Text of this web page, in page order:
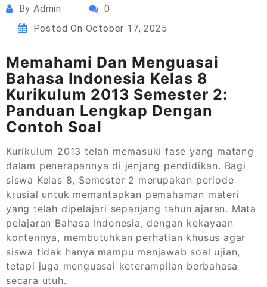
ByAdmin
0
Posted On October 17, 2025
Memahami Dan Menguasai
Bahasa Indonesia Kelas 8
Kurikulum 2013 Semester 2:
Panduan Lengkap Dengan
Contoh Soal
Kurikulum 2013 telah memasuki fase yang matang
dalam penerapannya di jenjang pendidikan. Bagi
siswa Kelas 8, Semester 2 merupakan periode
krusial untuk memantapkan pemahaman materi
yang telah dipelajari sepanjang tahun ajaran. Mata
pelajaran Bahasa Indonesia, dengan kekayaan
kontennya, membutuhkan perhatian khusus agar
siswa tidak hanya mampu menjawab soal ujian,
tetapi juga menguasai keterampilan berbahasa
secara utuh.